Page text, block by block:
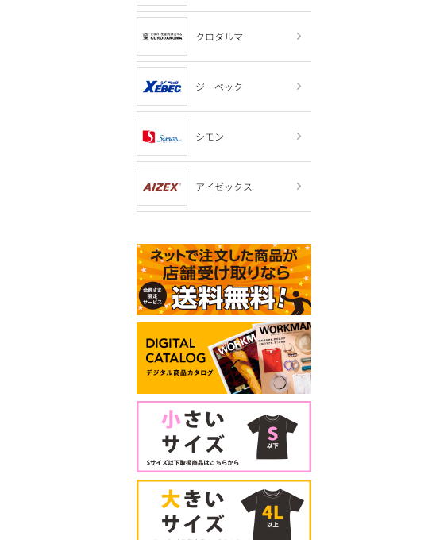
クロダルマ
ジーベック
シモン
アイゼックス